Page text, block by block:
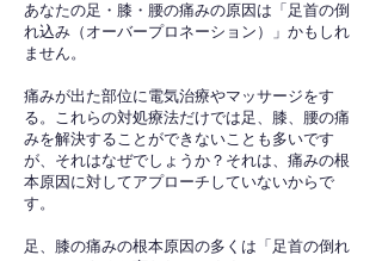
あなたの足・膝・腰の痛みの原因は「足首の倒
れ込み（オーバープロネーション）」かもしれ
ません。
痛みが出た部位に電気治療やマッサージをす
る。これらの対処療法だけでは足、膝、腰の痛
みを解決することができないことも多いです
が、それはなぜでしょうか？それは、痛みの根
本原因に対してアプローチしていないからで
す。
足、膝の痛みの根本原因の多くは「足首の倒れ